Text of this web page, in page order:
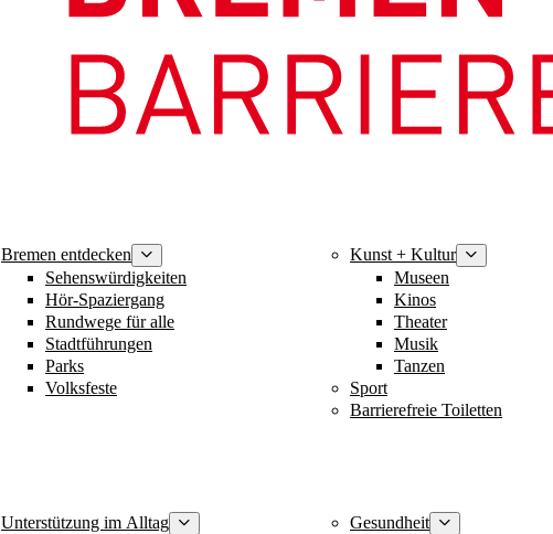
Bremen entdecken
Sehenswürdigkeiten
Hör-Spaziergang
Rundwege für alle
Stadtführungen
Parks
Volksfeste
Kunst + Kultur
Museen
Kinos
Theater
Musik
Tanzen
Sport
Barrierefreie Toiletten
Unterstützung im Alltag
Gesundheit